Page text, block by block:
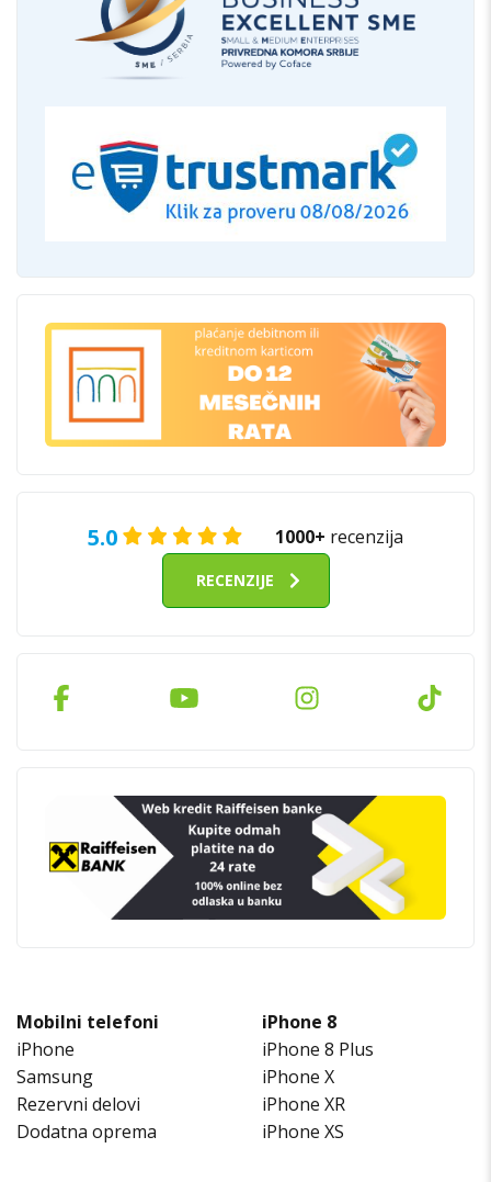
5.0 1000+ recenzija
RECENZIJE
Mobilni telefoni
iPhone
Samsung
Rezervni delovi
Dodatna oprema
iPhone 8
iPhone 8 Plus
iPhone X
iPhone XR
iPhone XS